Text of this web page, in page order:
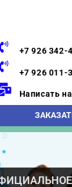
+7 926 342-
+7 926 011-
Написать